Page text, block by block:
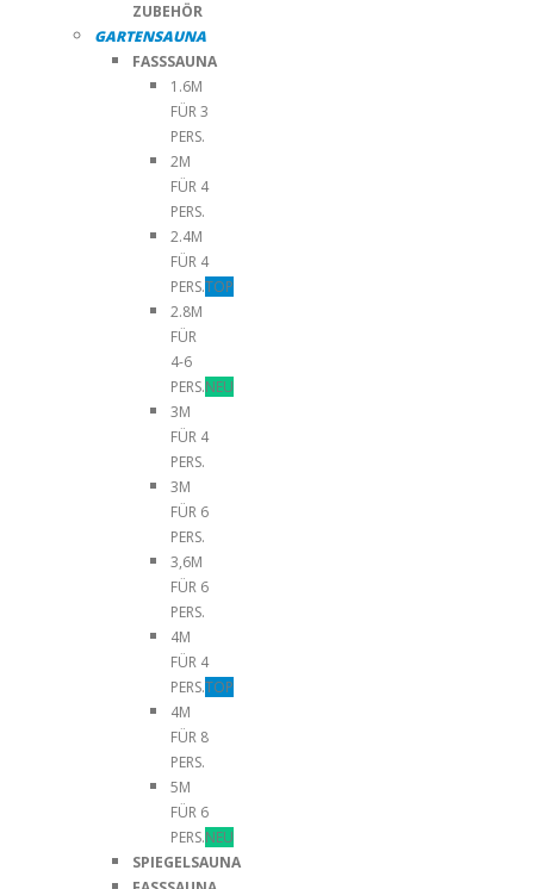
ZUBEHÖR
GARTENSAUNA
FASSSAUNA
1.6M
FÜR 3
PERS.
2M
FÜR 4
PERS.
2.4M
FÜR 4
PERS.TOP
2.8M
FÜR
4-6
PERS.NEU
3M
FÜR 4
PERS.
3M
FÜR 6
PERS.
3,6M
FÜR 6
PERS.
4M
FÜR 4
PERS.TOP
4M
FÜR 8
PERS.
5M
FÜR 6
PERS.NEU
SPIEGELSAUNA